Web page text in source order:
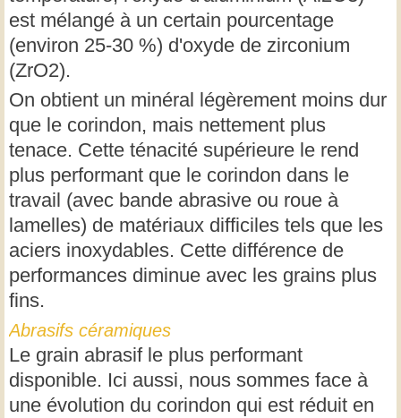
est mélangé à un certain pourcentage
(environ 25-30 %) d'oxyde de zirconium
(ZrO2).
On obtient un minéral légèrement moins dur
que le corindon, mais nettement plus
tenace. Cette ténacité supérieure le rend
plus performant que le corindon dans le
travail (avec bande abrasive ou roue à
lamelles) de matériaux difficiles tels que les
aciers inoxydables. Cette différence de
performances diminue avec les grains plus
fins.
Abrasifs céramiques
Le grain abrasif le plus performant
disponible. Ici aussi, nous sommes face à
une évolution du corindon qui est réduit en